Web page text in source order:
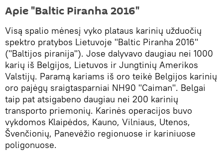
Apie "Baltic Piranha 2016"
Visą spalio mėnesį vyko plataus karinių užduočių
spektro pratybos Lietuvoje "Baltic Piranha 2016"
("Baltijos piranija"). Jose dalyvavo daugiau nei 1000
karių iš Belgijos, Lietuvos ir Jungtinių Amerikos
Valstijų. Paramą kariams iš oro teikė Belgijos karinių
oro pajėgų sraigtasparniai NH90 "Caiman". Belgai
taip pat atsigabeno daugiau nei 200 karinių
transporto priemonių. Karinės operacijos buvo
vykdomos Klaipėdos, Kauno, Vilniaus, Utenos,
Švenčionių, Panevėžio regionuose ir kariniuose
poligonuose.